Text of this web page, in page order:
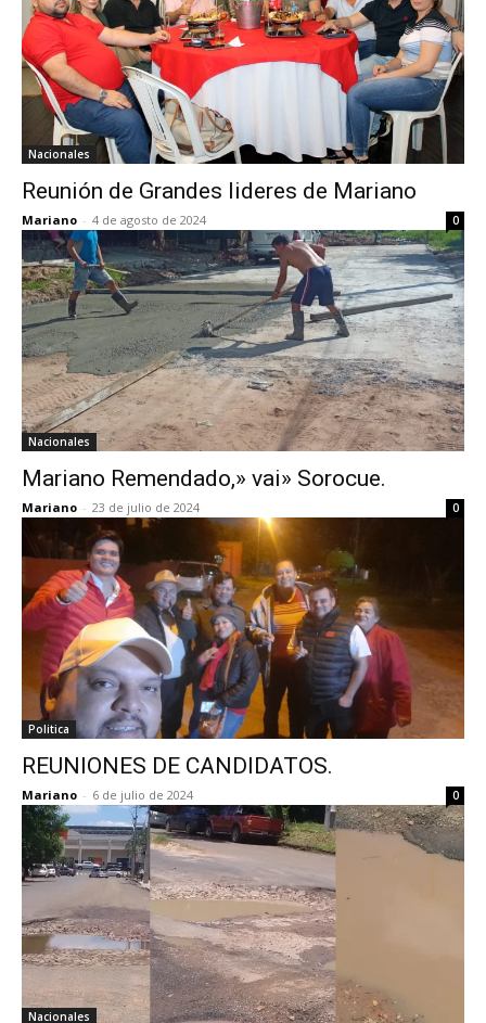
Nacionales
Reunión de Grandes lideres de Mariano
Mariano - 4 de agosto de 2024 0
Nacionales
Mariano Remendado,» vai» Sorocue.
Mariano - 23 de julio de 2024 0
Politica
REUNIONES DE CANDIDATOS.
Mariano - 6 de julio de 2024 0
Nacionales